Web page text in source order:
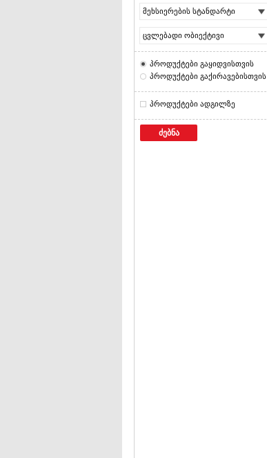
მეხსიერების სტანდარტი
ცვლებადი ობიექტივი
პროდუქტები გაყიდვისთვის
პროდუქტები გაქირავებისთვის
პროდუქტები ადგილზე
ძებნა